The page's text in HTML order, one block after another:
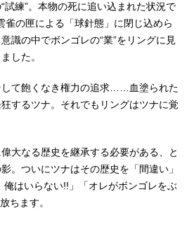
試練”。本物の死に追い込まれた状況で
の匣による「球針態」に閉じ込めら
識の中でボンゴレの“業”をリングに見
した。
して飽くなき権力の追求……血塗られた
するツナ。それでもリングはツナに覚
大なる歴史を継承する必要がある、と
。ついにツナはその歴史を「間違い」
俺はいらない!!」「オレがボンゴレをぶ
ちます。